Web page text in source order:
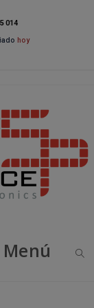
014
hoy
Menú